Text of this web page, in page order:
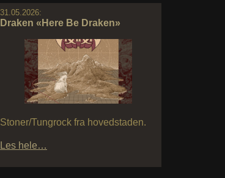
31.05.2026:
Draken «Here Be Draken»
Stoner/Tungrock fra hovedstaden.
Les hele…